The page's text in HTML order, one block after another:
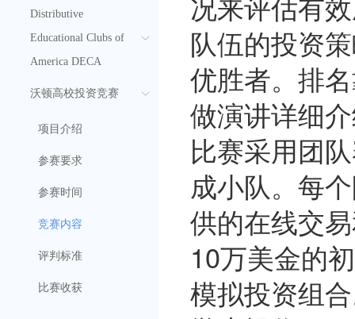
Distributive
Educational Clubs of
America DECA
沃顿高校投资竞赛
项目介绍
参赛要求
参赛时间
竞赛内容
评判标准
比赛收获
队伍的投资
优胜者。排
做演讲详细
比赛采用团
成小队。每
供的在线交
10万美金的
模拟投资组